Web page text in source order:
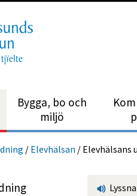
Bygga, bo och
miljö
/ Elevhälsan / Elevhälsans
Lyssna